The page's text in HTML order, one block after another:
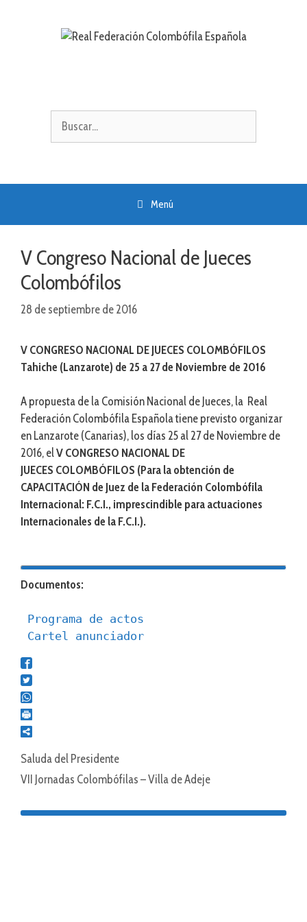
Buscar:
Menú
V Congreso Nacional de Jueces
Colombófilos
28 de septiembre de 2016
V CONGRESO NACIONAL DE JUECES COLOMBÓFILOS
Tahiche (Lanzarote) de 25 a 27 de Noviembre de 2016
A propuesta de la Comisión Nacional de Jueces, la Real
Federación Colombófila Española tiene previsto organizar
en Lanzarote (Canarias), los días 25 al 27 de Noviembre de
2016, elV CONGRESO NACIONAL DE
JUECES COLOMBÓFILOS (Para la obtención de
CAPACITACIÓN de Juez de la Federación Colombófila
Internacional: F.C.I., imprescindible para actuaciones
Internacionales de la F.C.I.).
Documentos:
Programa de actos
Cartel anunciador
Saluda del Presidente
VII Jornadas Colombófilas – Villa de Adeje